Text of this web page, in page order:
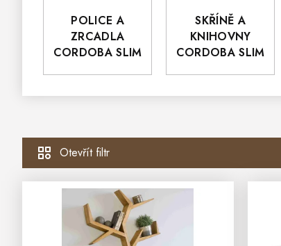
POLICE A
ZRCADLA
CORDOBA SLIM
SKŘÍNĚ A
KNIHOVNY
CORDOBA SLIM
Otevřít filtr
V